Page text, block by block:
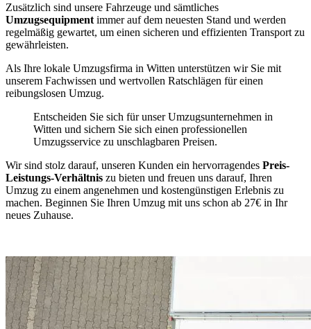
Zusätzlich sind unsere Fahrzeuge und sämtliches
Umzugsequipment immer auf dem neuesten Stand und werden
regelmäßig gewartet, um einen sicheren und effizienten Transport zu
gewährleisten.
Als Ihre lokale Umzugsfirma in Witten unterstützen wir Sie mit
unserem Fachwissen und wertvollen Ratschlägen für einen
reibungslosen Umzug.
Entscheiden Sie sich für unser Umzugsunternehmen in
Witten und sichern Sie sich einen professionellen
Umzugsservice zu unschlagbaren Preisen.
Wir sind stolz darauf, unseren Kunden ein hervorragendes Preis-
Leistungs-Verhältnis zu bieten und freuen uns darauf, Ihren
Umzug zu einem angenehmen und kostengünstigen Erlebnis zu
machen. Beginnen Sie Ihren Umzug mit uns schon ab 27€ in Ihr
neues Zuhause.